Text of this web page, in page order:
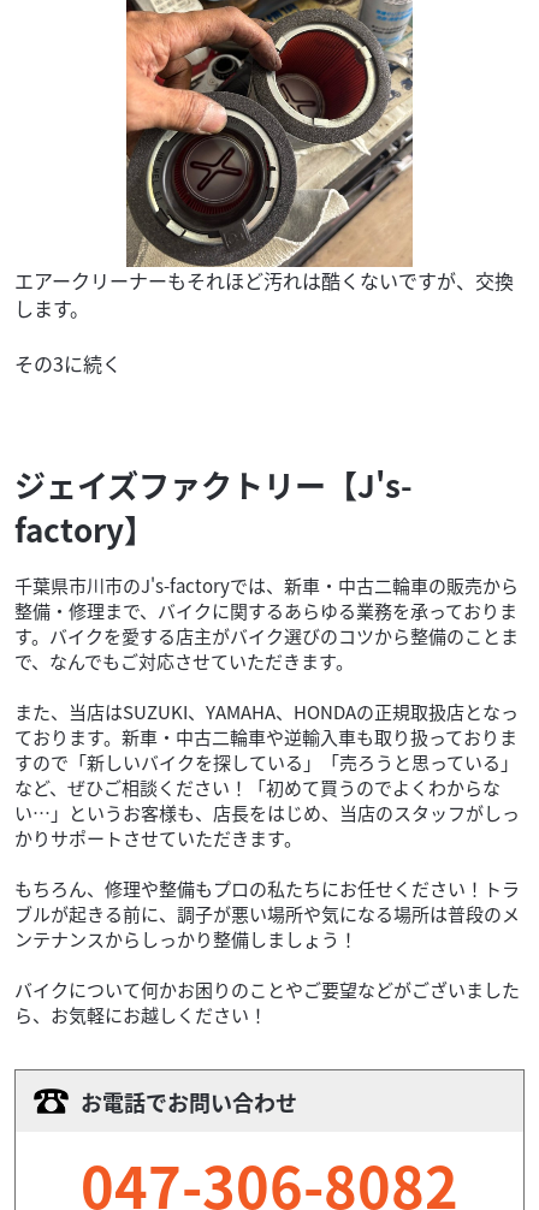
エアークリーナーもそれほど汚れは酷くないですが、交換
します。
その3に続く
ジェイズファクトリー【J's-
factory】
千葉県市川市のJ's-factoryでは、新車・中古二輪車の販売から
整備・修理まで、バイクに関するあらゆる業務を承っておりま
す。バイクを愛する店主がバイク選びのコツから整備のことま
で、なんでもご対応させていただきます。
また、当店はSUZUKI、YAMAHA、HONDAの正規取扱店となっ
ております。新車・中古二輪車や逆輸入車も取り扱っておりま
すので「新しいバイクを探している」「売ろうと思っている」
など、ぜひご相談ください！「初めて買うのでよくわからな
い…」というお客様も、店長をはじめ、当店のスタッフがしっ
かりサポートさせていただきます。
もちろん、修理や整備もプロの私たちにお任せください！トラ
ブルが起きる前に、調子が悪い場所や気になる場所は普段のメ
ンテナンスからしっかり整備しましょう！
バイクについて何かお困りのことやご要望などがございました
ら、お気軽にお越しください！
お電話でお問い合わせ
047-306-8082